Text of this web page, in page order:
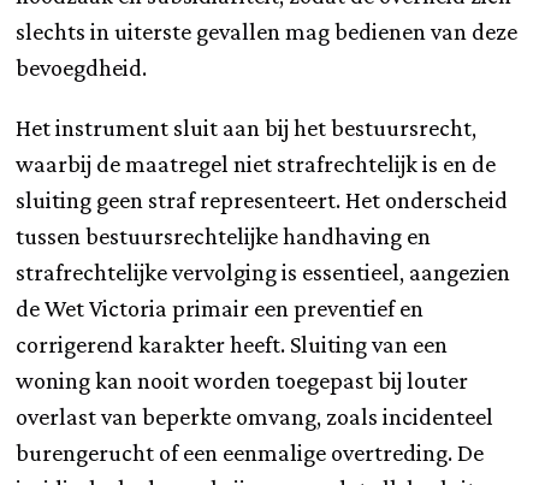
slechts in uiterste gevallen mag bedienen van deze
bevoegdheid.
Het instrument sluit aan bij het bestuursrecht,
waarbij de maatregel niet strafrechtelijk is en de
sluiting geen straf representeert. Het onderscheid
tussen bestuursrechtelijke handhaving en
strafrechtelijke vervolging is essentieel, aangezien
de Wet Victoria primair een preventief en
corrigerend karakter heeft. Sluiting van een
woning kan nooit worden toegepast bij louter
overlast van beperkte omvang, zoals incidenteel
burengerucht of een eenmalige overtreding. De